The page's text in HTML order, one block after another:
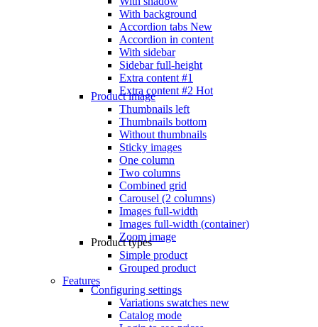
With background
Accordion tabs New
Accordion in content
With sidebar
Sidebar full-height
Extra content #1
Extra content #2 Hot
Product image
Thumbnails left
Thumbnails bottom
Without thumbnails
Sticky images
One column
Two columns
Combined grid
Carousel (2 columns)
Images full-width
Images full-width (container)
Zoom image
Product types
Simple product
Grouped product
Features
Configuring settings
Variations swatches new
Catalog mode